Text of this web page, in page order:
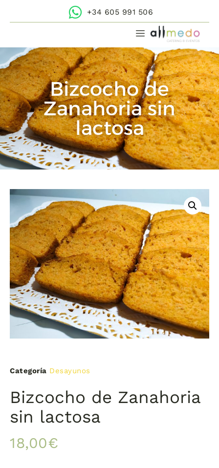
+34 605 991 506
Bizcocho de
Zanahoria sin
lactosa
Categoría Desayunos
Bizcocho de Zanahoria
sin lactosa
18,00€